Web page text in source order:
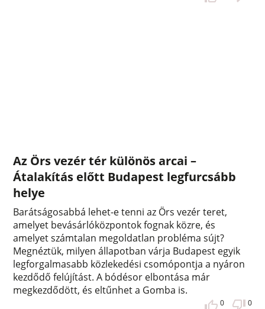
Az Örs vezér tér különös arcai –
Átalakítás előtt Budapest legfurcsább
helye
Barátságosabbá lehet-e tenni az Örs vezér teret,
amelyet bevásárlóközpontok fognak közre, és
amelyet számtalan megoldatlan probléma sújt?
Megnéztük, milyen állapotban várja Budapest egyik
legforgalmasabb közlekedési csomópontja a nyáron
kezdődő felújítást. A bódésor elbontása már
megkezdődött, és eltűnhet a Gomba is.
0 0